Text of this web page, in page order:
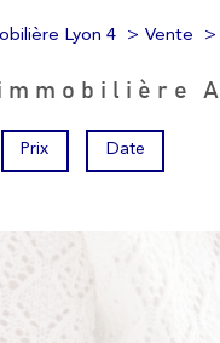
Lyon 4 Vente
Prix Date